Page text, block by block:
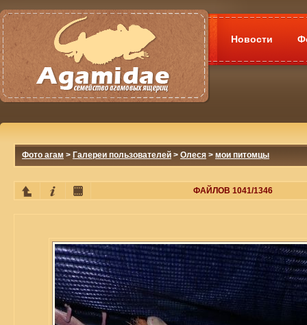
Новости
Фото агам > Галереи пользователей > Олеся > мои питомцы
ФАЙЛОВ 1041/1346